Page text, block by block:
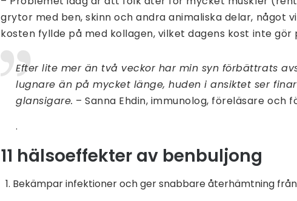
grytor med ben, skinn och andra animaliska delar, något
kosten fyllde på med kollagen, vilket dagens kost inte gör
Efter lite mer än två veckor har min syn förbättrats
lugnare än på mycket länge, huden i ansiktet ser
glansigare. – Sanna Ehdin, immunolog, föreläsare och
.
11 hälsoeffekter av benbuljong
Bekämpar infektioner och ger snabbare återhämtning från